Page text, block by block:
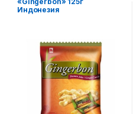
Индонезия